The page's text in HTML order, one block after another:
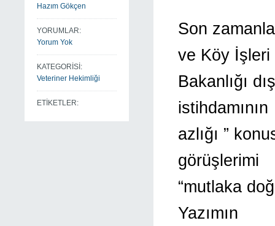
Hazım Gökçen
YORUMLAR:
Yorum Yok
KATEGORİSİ:
Veteriner Hekimliği
ETİKETLER:
Son
ve Köy İşleri
Bakanlığı
istihdamının
azlığı ”
görüşlerimi
“mutlaka
Yazımın